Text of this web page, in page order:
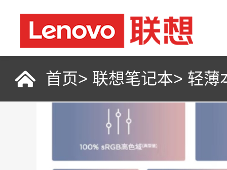
首页> 联想笔记本> 轻薄